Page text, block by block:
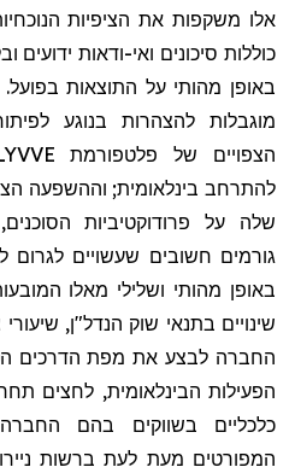
אלו משקפות את הציפיות
כוללות סיכונים ואי-ודאות ידועים
באופן מהותי על התוצאות
מוגבלות להצהרות בנוגע
להתרחב בינלאומית; וההשפעה
שלה על פרודוקטיביות הסוכנים,
גורמים חשובים שעשויים לגרום
באופן מהותי ושלילי מאלו
שינויים בתנאי שוק הנדל"ן,
החברה לבצע את מפת הדרכים
הפעילות הבינלאומית, לחצים
כלכליים בשווקים בהם החברה
המפורטים מעת לעת ברשות